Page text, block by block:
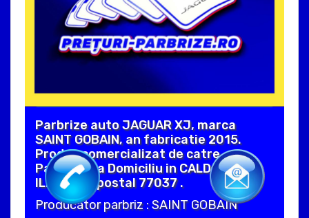
Parbrize auto JAGUAR XJ, marca
SAINT GOBAIN, an fabricatie 2015.
Produs comercializat de catre
Parbrize La Domiciliu in CALDARARU
ILFOV cod postal 77037 .
Producator parbriz : SAINT GOBAIN